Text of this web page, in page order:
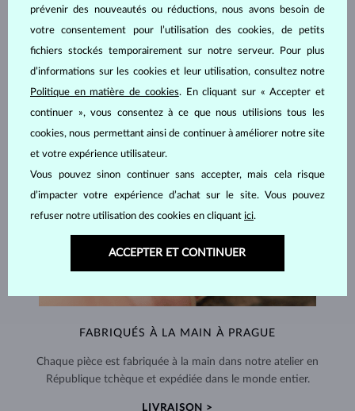
BIJOUX DEL'ATELIER KLENOTA
FABRIQUÉS À LA MAIN À PRAGUE
Chaque pièce est fabriquée à la main dans notre atelier en
République tchèque et expédiée dans le monde entier.
LIVRAISON >
prévenir des nouveautés ou réductions, nous avons besoin de
votre consentement pour l’utilisation des cookies, de petits
fichiers stockés temporairement sur notre serveur. Pour plus
d’informations sur les cookies et leur utilisation, consultez notre
Politique en matière de cookies. En cliquant sur « Accepter et
continuer », vous consentez à ce que nous utilisions tous les
cookies, nous permettant ainsi de continuer à améliorer notre site
et votre expérience utilisateur.
Vous pouvez sinon continuer sans accepter, mais cela risque
d’impacter votre expérience d’achat sur le site. Vous pouvez
refuser notre utilisation des cookies en cliquant ici.
ACCEPTER ET CONTINUER